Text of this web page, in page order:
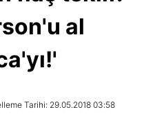
al
Tarihi: 29.05.2018 03:58